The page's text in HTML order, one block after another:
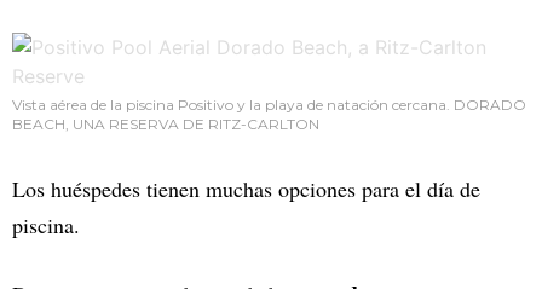
Vista aérea de la piscina Positivo y la playa de natación cercana. DORADO
BEACH, UNA RESERVA DE RITZ-CARLTON
Los huéspedes tienen muchas opciones para el día de
piscina.